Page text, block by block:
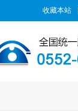
收藏本站